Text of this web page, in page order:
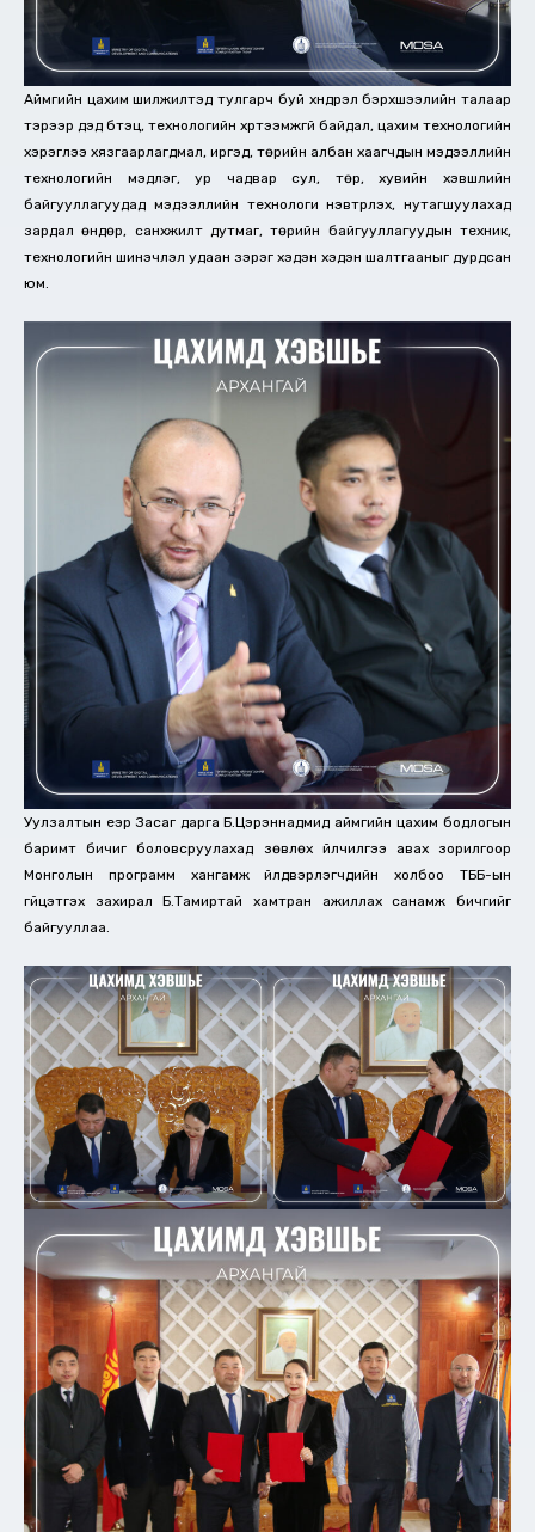
Аймгийн цахим шилжилтэд тулгарч буй хүндрэл бэрхшээлийн талаар
тэрээр дэд бүтэц, технологийн хүртээмжгүй байдал, цахим технологийн
хэрэглээ хязгаарлагдмал, иргэд, төрийн албан хаагчдын мэдээллийн
технологийн мэдлэг, ур чадвар сул, төр, хувийн хэвшлийн
байгууллагуудад мэдээллийн технологи нэвтрүүлэх, нутагшуулахад
зардал өндөр, санхүүжилт дутмаг, төрийн байгууллагуудын техник,
технологийн шинэчлэл удаан зэрэг хэдэн хэдэн шалтгааныг дурдсан
юм.
Уулзалтын үеэр Засаг дарга Б.Цэрэннадмид аймгийн цахим бодлогын
баримт бичиг боловсруулахад зөвлөх үйлчилгээ авах зорилгоор
Монголын программ хангамж үйлдвэрлэгчдийн холбоо ТББ-ын
гүйцэтгэх захирал Б.Тамиртай хамтран ажиллах санамж бичгийг
байгууллаа.